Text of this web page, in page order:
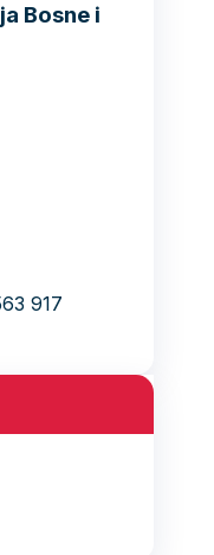
Bosne i
917